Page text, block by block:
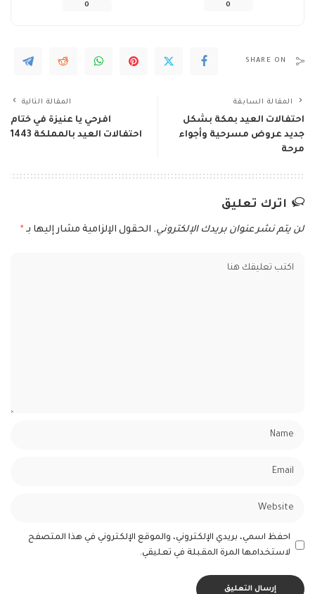
0
0
SHARE ON
المقالة السابقة
احتفالات العيد بمكة بشكل
جديد عروض مسرحية وأجواء
مرحة
المقالة التالية
افرحي يا عنيزة في ختام
احتفالات العيد بالمملكة 1443
اترك تعليق
لن يتم نشر عنوان بريدك الإلكتروني. الحقول الإلزامية مشار إليها بـ *
احفظ اسمي، بريدي الإلكتروني، والموقع الإلكتروني في هذا المتصفح
لاستخدامها المرة المقبلة في تعليقي.